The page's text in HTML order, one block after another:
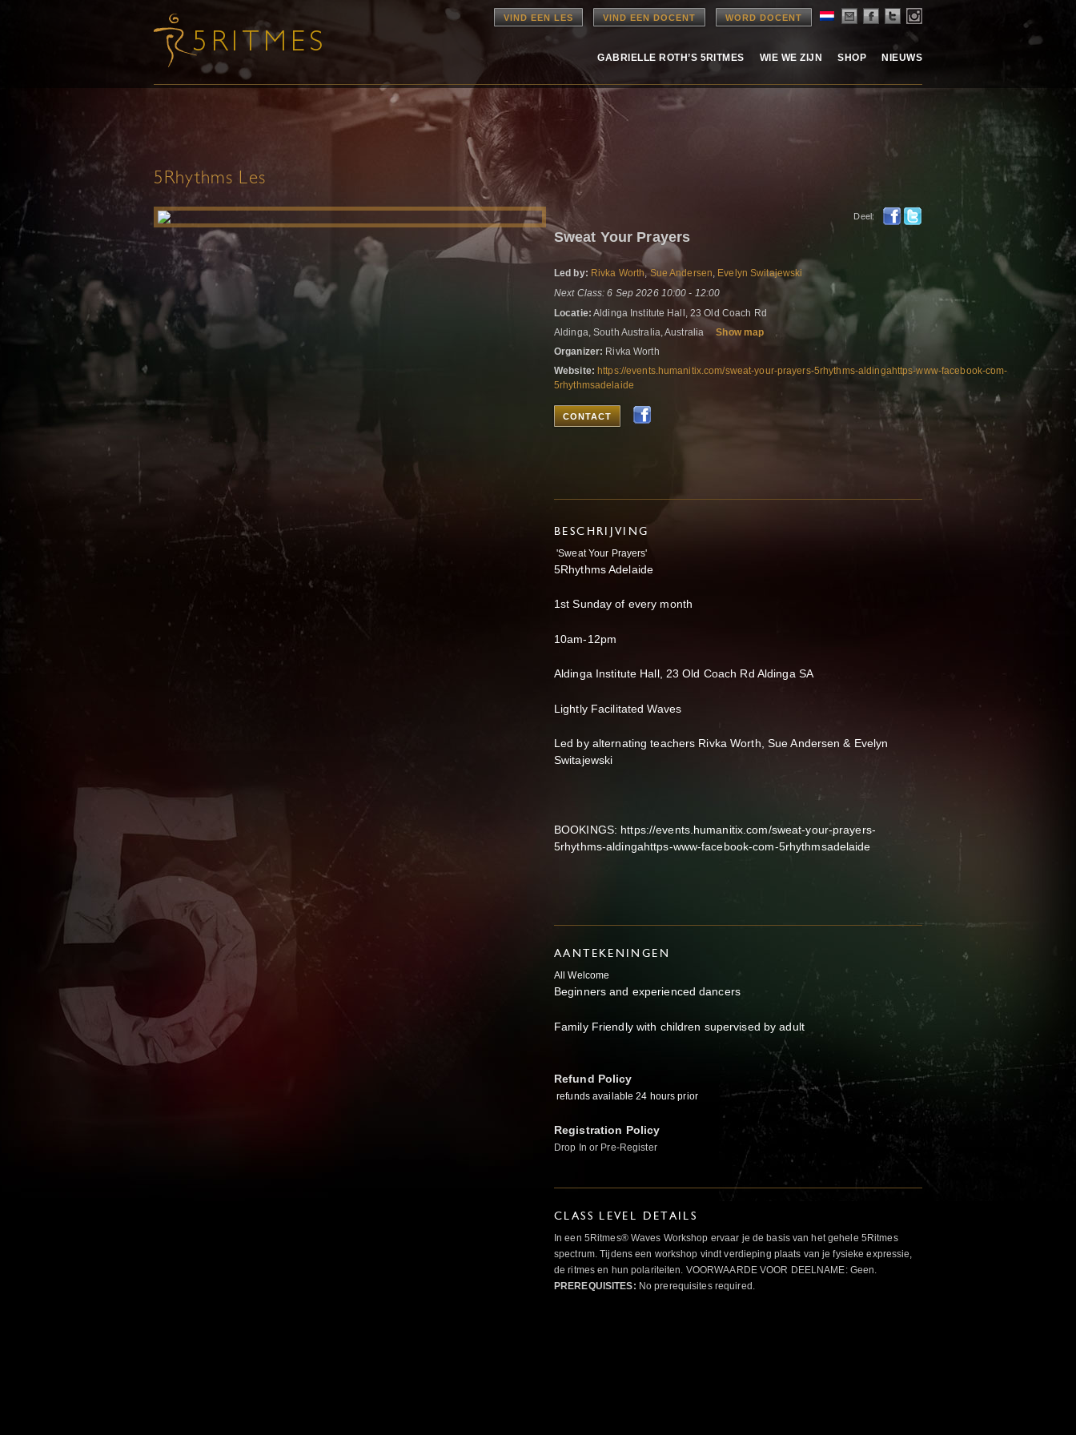
VIND EEN LES VIND EEN DOCENT WORD DOCENT
GABRIELLE ROTH’S 5RITMES WIE WE ZIJN SHOP NIEUWS
5Rhythms Les
Deel:
Sweat Your Prayers
Led by: Rivka Worth, Sue Andersen, Evelyn Switajewski
Next Class: 6 Sep 2026 10:00 - 12:00
Locatie: Aldinga Institute Hall, 23 Old Coach Rd
Aldinga, South Australia, Australia
Show map
Organizer: Rivka Worth
Website: https://events.humanitix.com/sweat-your-prayers-5rhythms-aldingahttps-www-facebook-com-
5rhythmsadelaide
CONTACT
BESCHRIJVING
'Sweat Your Prayers'
5Rhythms Adelaide
1st Sunday of every month
10am-12pm
Aldinga Institute Hall, 23 Old Coach Rd Aldinga SA
Lightly Facilitated Waves
Led by alternating teachers Rivka Worth, Sue Andersen & Evelyn
Switajewski
BOOKINGS: https://events.humanitix.com/sweat-your-prayers-
5rhythms-aldingahttps-www-facebook-com-5rhythmsadelaide
AANTEKENINGEN
All Welcome
Beginners and experienced dancers
Family Friendly with children supervised by adult
Refund Policy
refunds available 24 hours prior
Registration Policy
Drop In or Pre-Register
CLASS LEVEL DETAILS
In een 5Ritmes® Waves Workshop ervaar je de basis van het gehele 5Ritmes
spectrum. Tijdens een workshop vindt verdieping plaats van je fysieke expressie,
de ritmes en hun polariteiten. VOORWAARDE VOOR DEELNAME: Geen.
PREREQUISITES: No prerequisites required.